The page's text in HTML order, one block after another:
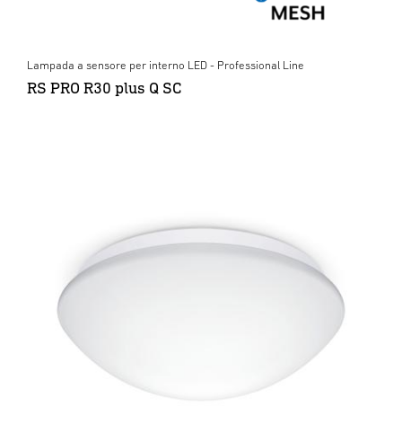
Lampada a sensore per interno LED - Professional Line
RS PRO R30 plus Q SC